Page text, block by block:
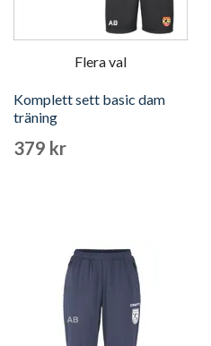
Flera val
Komplett sett basic dam
träning
379 kr